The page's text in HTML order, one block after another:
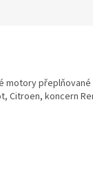
motory přeplňované
Citroen, koncern